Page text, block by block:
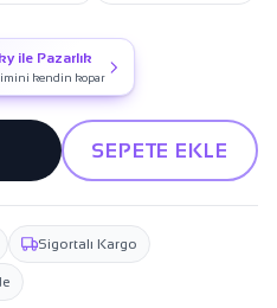
ile Pazarlık
kendin kopar
SEPETE EKLE
Sigortalı Kargo